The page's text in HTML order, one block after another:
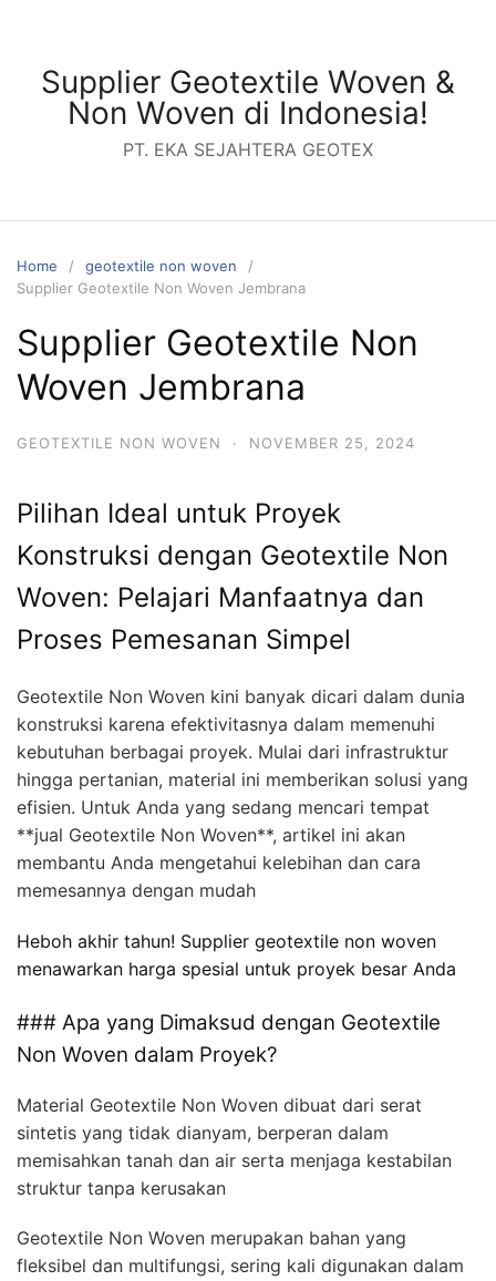
contentSupplier Geotextile Woven &
Non Woven di Indonesia!
PT. EKA SEJAHTERA GEOTEX
Home
geotextile non woven
Supplier Geotextile Non Woven Jembrana
Supplier Geotextile Non
Woven Jembrana
GEOTEXTILE NON WOVEN · NOVEMBER 25, 2024
Pilihan Ideal untuk Proyek
Konstruksi dengan Geotextile Non
Woven: Pelajari Manfaatnya dan
Proses Pemesanan Simpel
Geotextile Non Woven kini banyak dicari dalam dunia
konstruksi karena efektivitasnya dalam memenuhi
kebutuhan berbagai proyek. Mulai dari infrastruktur
hingga pertanian, material ini memberikan solusi yang
efisien. Untuk Anda yang sedang mencari tempat
**jual Geotextile Non Woven**, artikel ini akan
membantu Anda mengetahui kelebihan dan cara
memesannya dengan mudah
Heboh akhir tahun! Supplier geotextile non woven
menawarkan harga spesial untuk proyek besar Anda
### Apa yang Dimaksud dengan Geotextile
Non Woven dalam Proyek?
Material Geotextile Non Woven dibuat dari serat
sintetis yang tidak dianyam, berperan dalam
memisahkan tanah dan air serta menjaga kestabilan
struktur tanpa kerusakan
Geotextile Non Woven merupakan bahan yang
fleksibel dan multifungsi, sering kali digunakan dalam